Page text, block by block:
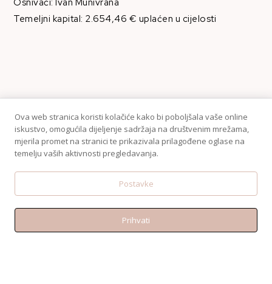
Osnivači: Ivan Munivrana
Temeljni kapital: 2.654,46 € uplaćen u cijelosti
Ova web stranica koristi kolačiće kako bi poboljšala vaše online
iskustvo, omogućila dijeljenje sadržaja na društvenim mrežama,
mjerila promet na stranici te prikazivala prilagođene oglase na
temelju vaših aktivnosti pregledavanja.
Postavke
Prihvati